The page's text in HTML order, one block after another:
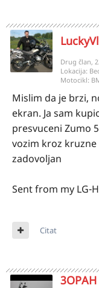
Drug član,
Lokacija:
Motocikl:
Mislim da je brzi,
ekran. Ja sam
presvuceni Zumo
vozim kroz kruzne
zadovoljan
Sent from my LG-
Citat
3OPAH